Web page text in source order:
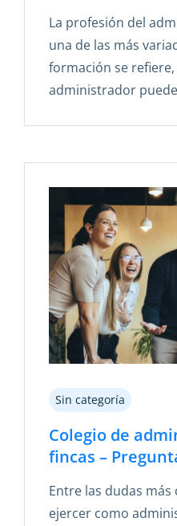
La profesión del
una de las más
formación se
administrador
Sin categoría
Colegio de
fincas –
Entre las dudas
ejercer como